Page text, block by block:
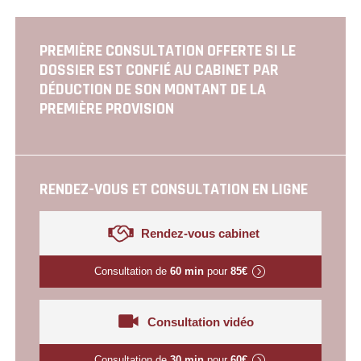
DES
PUBLICATIONS
PREMIÈRE CONSULTATION OFFERTE SI LE
DOSSIER EST CONFIÉ AU CABINET PAR
DÉDUCTION DE SON MONTANT DE LA
PREMIÈRE PROVISION
RENDEZ-VOUS ET CONSULTATION EN LIGNE
Rendez-vous cabinet
Consultation de 60 minpour 85€
Consultation vidéo